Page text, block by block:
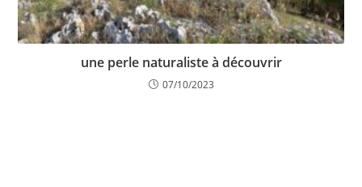
une perle naturaliste à découvrir
07/10/2023